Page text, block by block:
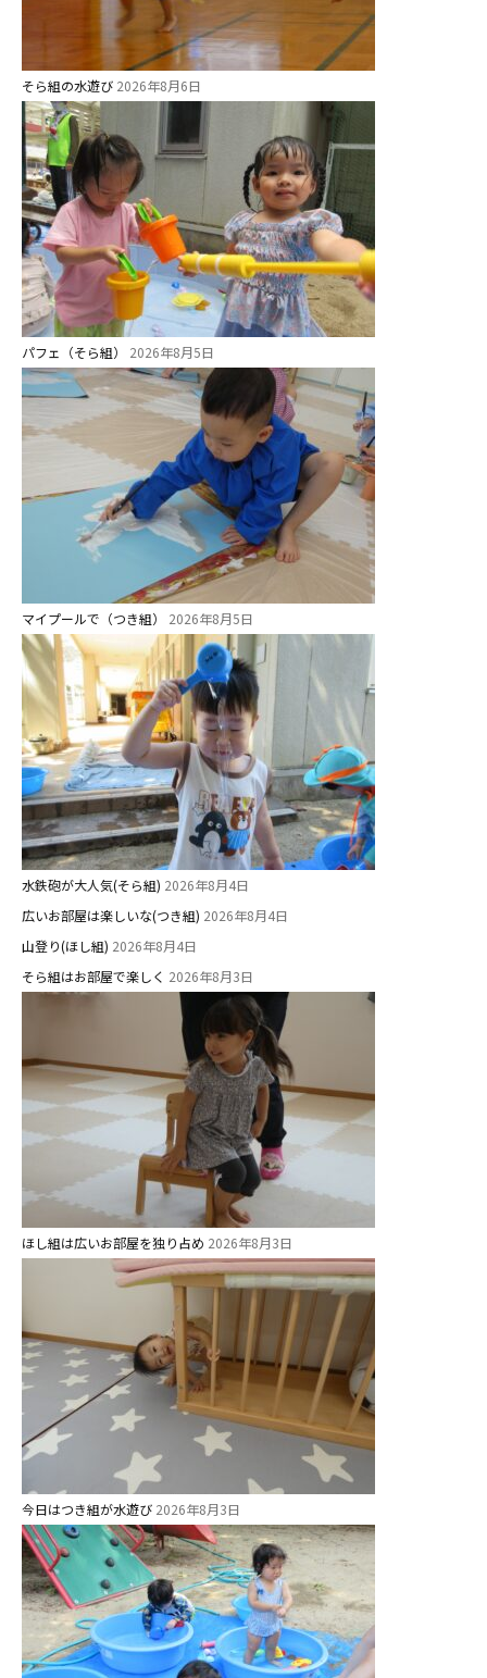
そら組の水遊び 2026年8月6日
パフェ（そら組） 2026年8月5日
マイプールで（つき組） 2026年8月5日
水鉄砲が大人気(そら組) 2026年8月4日
広いお部屋は楽しいな(つき組) 2026年8月4日
山登り(ほし組) 2026年8月4日
そら組はお部屋で楽しく 2026年8月3日
ほし組は広いお部屋を独り占め 2026年8月3日
今日はつき組が水遊び 2026年8月3日
教職員募集
園のこと
園舎案内
安⼼・安全対策
給⾷
課外教室
理事長のことば
教育と保育
美⽊多幼稚園の理想
園の1⽇
年間⾏事
預かり保育［ヒラソル ]
美⽊多チコス
美⽊多チコスについて
美⽊多チコスブログ
未就園児クラス
0歳親子登園［マカロンクラス ]
1歳・2歳親子登園［マリポサクラ
ス ]
2歳児ひとり登園［ゆず組 ]
グループ施設・
関係先リンク
学校法⼈鴨⾕学園 鳳幼稚園
学校法⼈諏訪森学園 諏訪森幼稚
⼤阪府私⽴幼稚園連盟
社会福祉法人野田福祉会